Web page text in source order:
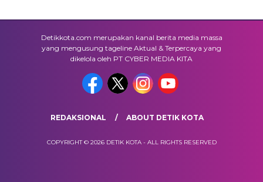
Detikkota.com merupakan kanal berita media massa
yang mengusung tageline Aktual & Terpercaya yang
dikelola oleh PT CYBER MEDIA KITA
REDAKSIONAL ABOUT DETIK KOTA
COPYRIGHT © 2026 DETIK KOTA - ALL RIGHTS RESERVED